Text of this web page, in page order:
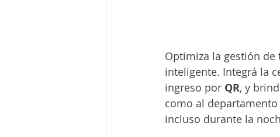
Optimiza la gestión
inteligente. Integrá la
ingreso por QR, y
como al
incluso durante la